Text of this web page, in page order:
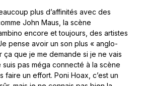
plus d’affinités avec des
John Maus, la scène
encore et toujours, des artistes
pense avoir un son plus « anglo-
ça que je me demande si je ne vais
suis pas méga connecté à la scène
faire un effort. Poni Hoax, c’est un